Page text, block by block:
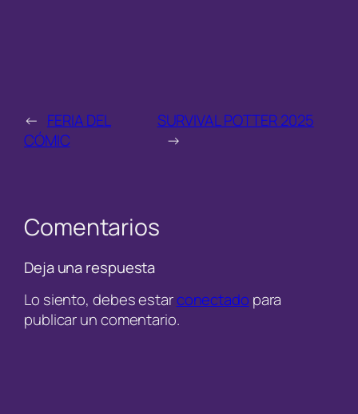
← FERIA DEL
CÓMIC
SURVIVAL POTTER 2025
→
Comentarios
Deja una respuesta
Lo siento, debes estarconectado para
publicar un comentario.